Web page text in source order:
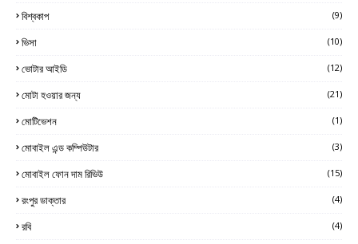
বিশ্বকাপ (9)
ভিসা (10)
ভোটার আইডি (12)
মোটা হওয়ার জন্য (21)
মোটিভেশন (1)
মোবাইল এন্ড কম্পিউটার (3)
মোবাইল ফোন দাম রিভিউ (15)
রংপুর ডাক্তার (4)
রবি (4)